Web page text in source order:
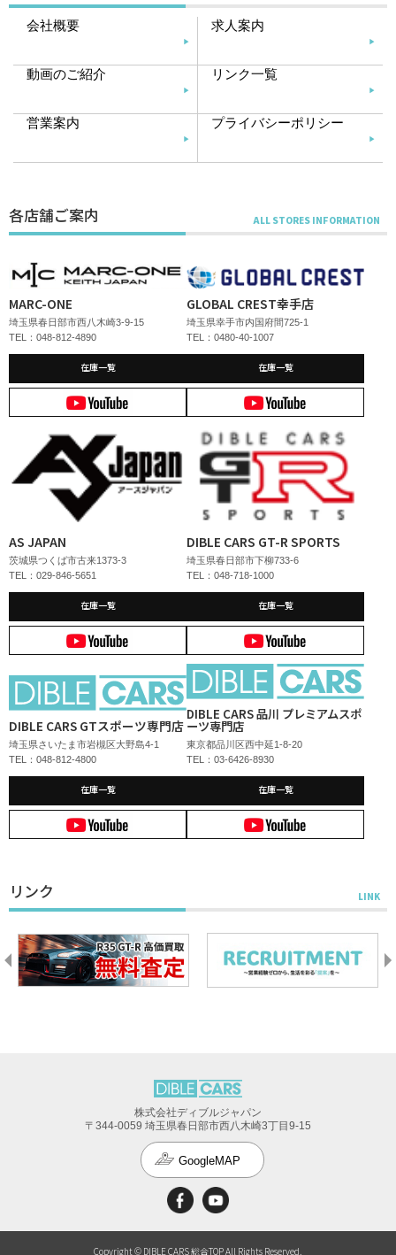
会社概要 求人案内
動画のご紹介 リンク一覧
営業案内 プライバシーポリシー
各店舗ご案内
MARC-ONE
埼玉県春日部市西八木崎3-9-15
TEL：048-812-4890
在庫一覧
GLOBAL CREST幸手店
埼玉県幸手市内国府間725-1
TEL：0480-40-1007
在庫一覧
AS JAPAN
茨城県つくば市古来1373-3
TEL：029-846-5651
在庫一覧
DIBLE CARS GT-R SPORTS
埼玉県春日部市下柳733-6
TEL：048-718-1000
在庫一覧
DIBLE CARS GTスポーツ専門店
埼玉県さいたま市岩槻区大野島4-1
TEL：048-812-4800
在庫一覧
DIBLE CARS 品川 プレミアムスポ
ーツ専門店
東京都品川区西中延1-8-20
TEL：03-6426-8930
在庫一覧
リンク
株式会社ディブルジャパン
〒344-0059 埼玉県春日部市西八木崎3丁目9-15
GoogleMAP
Copyright © DIBLE CARS 総合TOP All Rights Reserved.